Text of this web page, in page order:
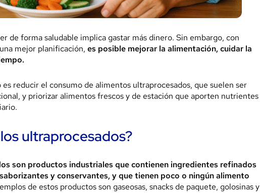
de forma saludable implica gastar más dinero. Sin embargo, con
mejor planificación, es posible mejorar la alimentación, cuidar la
es reducir el consumo de alimentos ultraprocesados, que suelen ser
y priorizar alimentos frescos y de estación que aporten nutrientes
ultraprocesados?
son productos industriales que contienen ingredientes refinados
y conservantes, y que tienen poco o ningún alimento
de estos productos son gaseosas, snacks de paquete, golosinas y